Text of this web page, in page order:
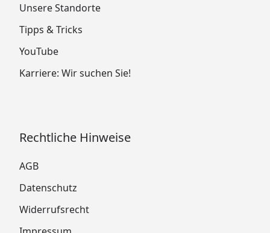
Unsere Standorte
Tipps & Tricks
YouTube
Karriere: Wir suchen Sie!
Rechtliche Hinweise
AGB
Datenschutz
Widerrufsrecht